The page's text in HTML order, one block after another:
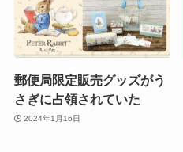
郵便局限定販売グッズがう
さぎに占領されていた
2024年1月16日